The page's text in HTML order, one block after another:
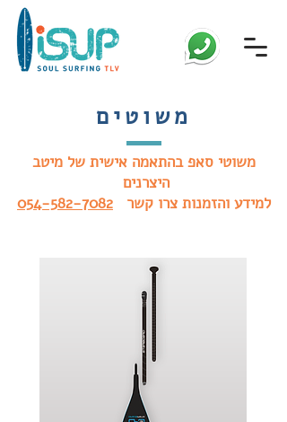
משוטים
משוטי סאפ בהתאמה אישית של מיטב
היצרנים
למידע והזמנות צרו קשר 054-582-7082